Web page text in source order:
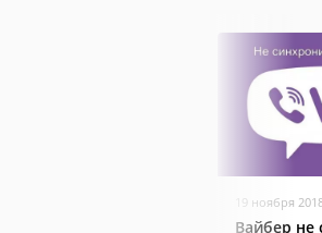
19 ноября
Вайбер не